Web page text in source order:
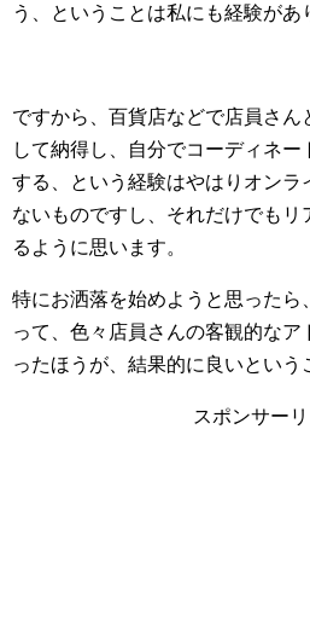
う、ということは私にも経験があ
ですから、百貨店などで店員さん
して納得し、自分でコーディネー
する、という経験はやはりオンラ
ないものですし、それだけでもリ
るように思います。
特にお洒落を始めようと思ったら
って、色々店員さんの客観的な
ったほうが、結果的に良いという
スポンサー